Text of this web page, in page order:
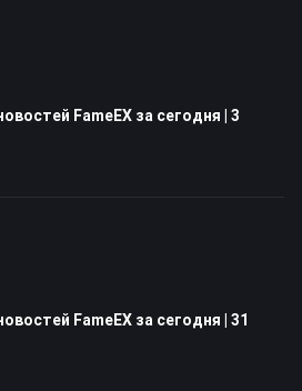
FameEX за сегодня | 3
FameEX за сегодня | 31